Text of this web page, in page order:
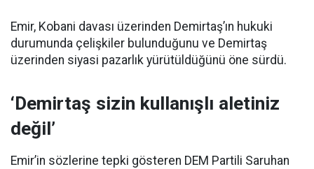
Emir, Kobani davası üzerinden Demirtaş’ın hukuki
durumunda çelişkiler bulunduğunu ve Demirtaş
üzerinden siyasi pazarlık yürütüldüğünü öne sürdü.
‘Demirtaş sizin kullanışlı aletiniz
değil’
Emir’in sözlerine tepki gösteren DEM Partili Saruhan